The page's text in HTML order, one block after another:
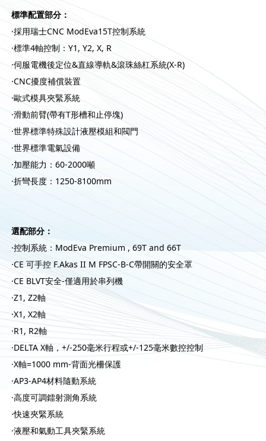
標準配置部分：
·採用瑞士CNC ModEva15T控制系統
·標準4軸控制：Y1, Y2, X, R
·伺服電機後定位&直線導軌&滾珠絲杠系統(X-R)
·CNC擾度補償裝置
·歐式模具夾緊系統
·滑動前臂(帶有T形槽和止停塊)
·世界標準特殊設計液壓模組和閥門
·世界標準電氣設備
·加壓能力：60-2000噸
·折彎長度：1250-8100mm
選配部分：
·控制系統：ModEva Premium , 69T and 66T
·CE 可手控 F.Akas II M FPSC-B-C帶開關的安全罩
·CE BLVT安全-僅適用於串列機
·Z1, Z2軸
·X1, X2軸
·R1, R2軸
·DELTA X軸，+/-250毫米行程或+/-125毫米數控控制
·X軸=1000 mm-背面光柵保護
·AP3-AP4材料隨動系統
·高度可調鐳射測角系統
·快速夾緊系統
·液壓和氣動工具夾緊系統